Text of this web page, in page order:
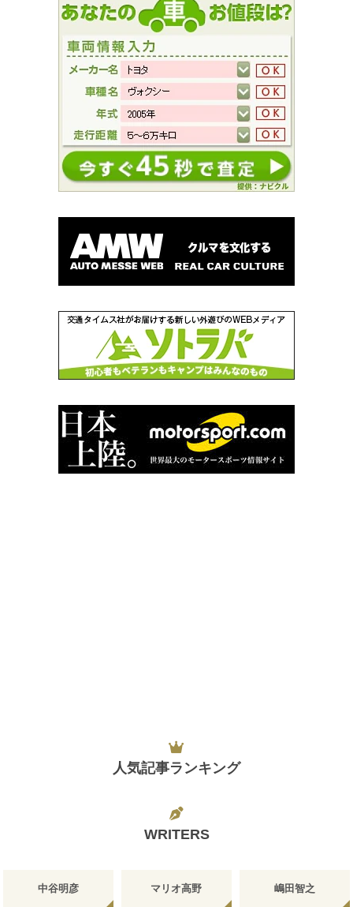
人気記事ランキング
WRITERS
中谷明彦 マリオ高野 嶋田智之